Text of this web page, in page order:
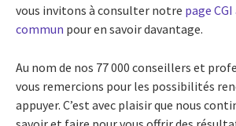
vous invitons à consulter notre page
commun pour en savoir davantage.
Au nom de nos 77 000 conseillers et
vous remercions pour les possibilités
appuyer. C’est avec plaisir que nous